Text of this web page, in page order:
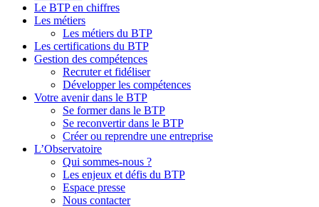
Le BTP en chiffres
Les métiers
Les métiers du BTP
Les certifications du BTP
Gestion des compétences
Recruter et fidéliser
Développer les compétences
Votre avenir dans le BTP
Se former dans le BTP
Se reconvertir dans le BTP
Créer ou reprendre une entreprise
L’Observatoire
Qui sommes-nous ?
Les enjeux et défis du BTP
Espace presse
Nous contacter